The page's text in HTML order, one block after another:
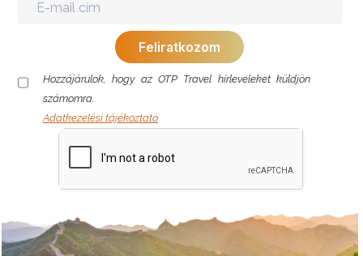
Hozzájárulok, hogy az OTP Travel hírleveleket küldjön
számomra.
Adatkezelési tájékoztató